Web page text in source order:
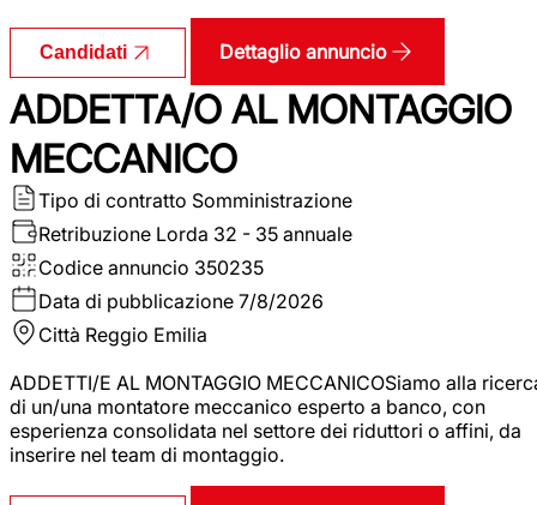
Candidati Dettaglio annuncio
ADDETTA/O AL MONTAGGIO
MECCANICO
Tipo di contratto Somministrazione
Retribuzione Lorda 32 - 35 annuale
Codice annuncio 350235
Data di pubblicazione 7/8/2026
Città Reggio Emilia
ADDETTI/E AL MONTAGGIO MECCANICOSiamo alla
di un/una montatore meccanico esperto a banco, con
esperienza consolidata nel settore dei riduttori o affini, da
inserire nel team di montaggio.